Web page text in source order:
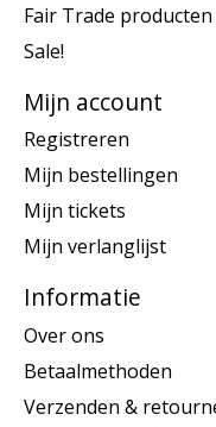
Fair Trade producten
Sale!
Mijn account
Registreren
Mijn bestellingen
Mijn tickets
Mijn verlanglijst
Informatie
Over ons
Betaalmethoden
Verzenden &